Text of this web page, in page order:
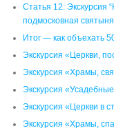
Статья 12: Экскурсия
подмосковная
Итог — как объехать
Экскурсия «Церкви,
Экскурсия «Храмы,
Экскурсия
Экскурсия «Церкви в
Экскурсия «Храмы,